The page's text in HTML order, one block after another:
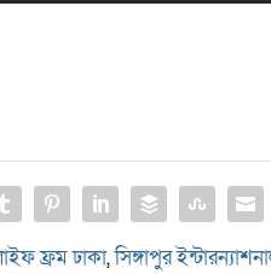
ফ্রম ঢাকা,সিঙ্গাপুর